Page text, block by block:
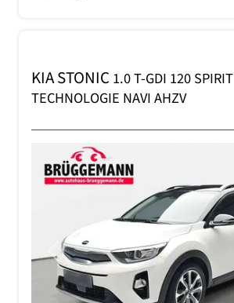
KIA STONIC 1.0 T-GDI 120 SPIRIT
TECHNOLOGIE NAVI AHZV
Previous